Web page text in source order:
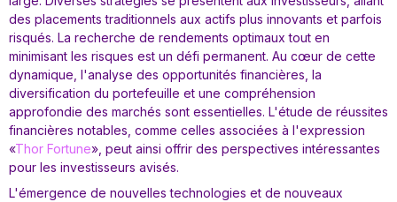
des placements traditionnels aux actifs plus innovants et parfois
risqués. La recherche de rendements optimaux tout en
minimisant les risques est un défi permanent. Au cœur de cette
dynamique, l'analyse des opportunités financières, la
diversification du portefeuille et une compréhension
approfondie des marchés sont essentielles. L'étude de réussites
financières notables, comme celles associées à l'expression
«Thor Fortune», peut ainsi offrir des perspectives intéressantes
pour les investisseurs avisés.
L'émergence de nouvelles technologies et de nouveaux